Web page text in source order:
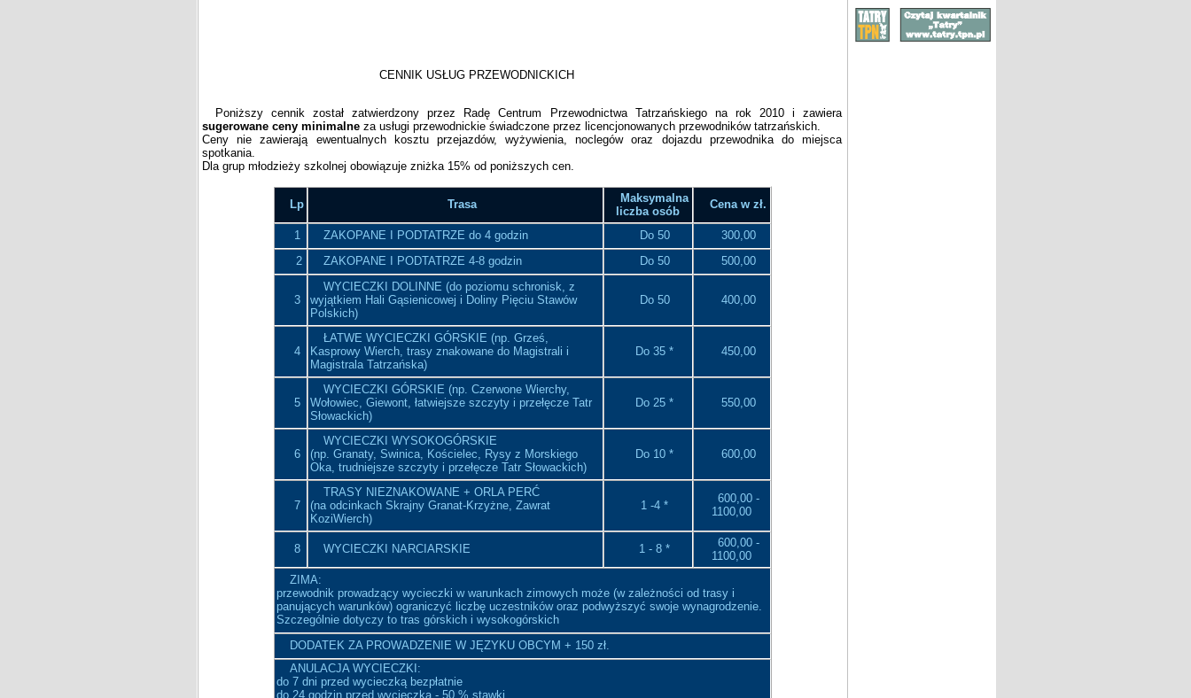
CENNIK USŁUG PRZEWODNICKICH
Poniższy cennik został zatwierdzony przez Radę Centrum Przewodnictwa Tatrzańskiego na rok 2010 i zawiera
sugerowane ceny minimalne za usługi przewodnickie świadczone przez licencjonowanych przewodników tatrzańskich.
Ceny nie zawierają ewentualnych kosztu przejazdów, wyżywienia, noclegów oraz dojazdu przewodnika do miejsca
spotkania.
Dla grup młodzieży szkolnej obowiązuje zniżka 15% od poniższych cen.
Lp Trasa
Maksymalna
liczba osób
Cena w zł.
1 ZAKOPANE I PODTATRZE do 4 godzin Do 50
300,00
2
ZAKOPANE I PODTATRZE 4-8 godzin Do 50 500,00
3
WYCIECZKI DOLINNE (do poziomu schronisk, z
wyjątkiem Hali Gąsienicowej i Doliny Pięciu Stawów
Polskich)
Do 50 400,00
4
ŁATWE WYCIECZKI GÓRSKIE (np. Grześ,
Kasprowy Wierch, trasy znakowane do Magistrali i
Magistrala Tatrzańska)
Do 35 * 450,00
5
WYCIECZKI GÓRSKIE (np. Czerwone Wierchy,
Wołowiec, Giewont, łatwiejsze szczyty i przełęcze Tatr
Słowackich)
Do 25 * 550,00
6
WYCIECZKI WYSOKOGÓRSKIE
(np. Granaty, Swinica, Kościelec, Rysy z Morskiego
Oka, trudniejsze szczyty i przełęcze Tatr Słowackich)
Do 10 * 600,00
7
TRASY NIEZNAKOWANE + ORLA PERĆ
(na odcinkach Skrajny Granat-Krzyżne, Zawrat
KoziWierch)
1 -4 *
600,00 -
1100,00
8 WYCIECZKI NARCIARSKIE 1 - 8 *
600,00 -
1100,00
ZIMA:
przewodnik prowadzący wycieczki w warunkach zimowych może (w zależności od trasy i
panujących warunków) ograniczyć liczbę uczestników oraz podwyższyć swoje wynagrodzenie.
Szczególnie dotyczy to tras górskich i wysokogórskich
DODATEK ZA PROWADZENIE W JĘZYKU OBCYM + 150 zł.
ANULACJA WYCIECZKI:
do 7 dni przed wycieczką bezpłatnie
do 24 godzin przed wycieczką - 50 % stawki